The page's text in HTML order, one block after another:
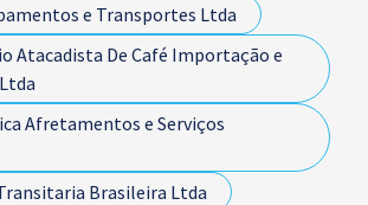
e Transportes Ltda
Atacadista De Café Importação e
Afretamentos e Serviços
Brasileira Ltda